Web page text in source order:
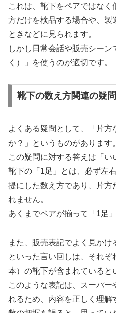
これは、靴下をペアではな
方だけを検品する場合や、製
ときなどに見られます。
しかし日常会話や販売シー
く）」を使うのが適切です。
靴下の数え方関連の疑問
よくある疑問として、「片
か？」というものがあります。
この疑問に対する答えは「い
靴下の「1足」とは、必ず左
提にした数え方であり、片方
れません。
あくまでペアが揃って「1足
また、販売表記でよく見かけ
といった言い回しは、それ
本）の靴下が含まれていると
このような表記は、スーパ
れるため、内容を正しく理解